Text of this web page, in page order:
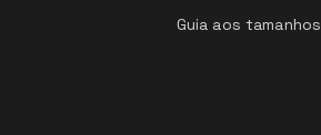
Guia aos tamanhos